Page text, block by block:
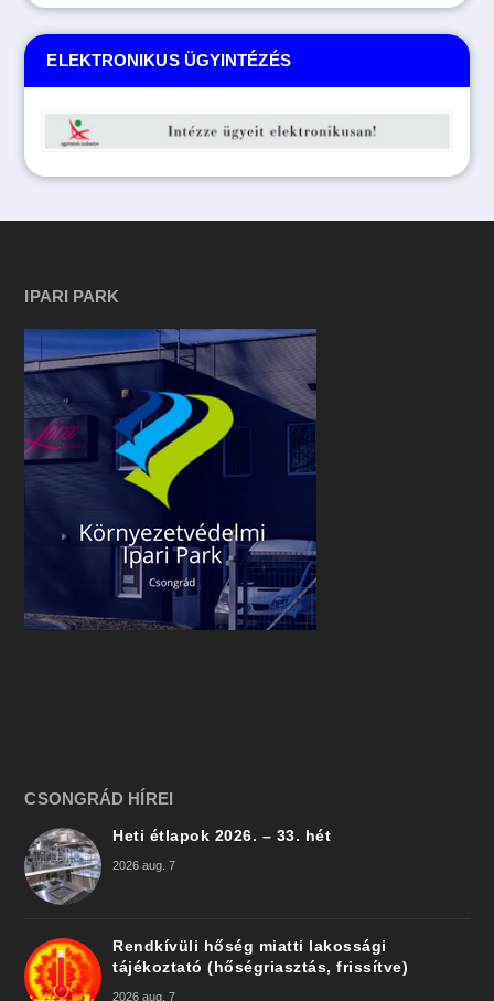
ELEKTRONIKUS ÜGYINTÉZÉS
IPARI PARK
CSONGRÁD HÍREI
Heti étlapok 2026. – 33. hét
2026 aug. 7
Rendkívüli hőség miatti lakossági
tájékoztató (hőségriasztás, frissítve)
2026 aug. 7